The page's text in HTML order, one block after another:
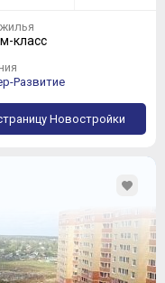
класс
Развитие
Новостройки